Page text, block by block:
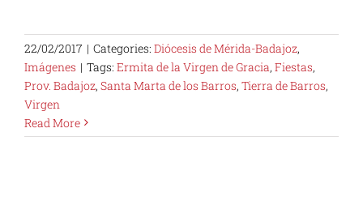
22/02/2017 | Categories: Diócesis de Mérida-Badajoz,
Imágenes | Tags: Ermita de la Virgen de Gracia, Fiestas,
Prov. Badajoz, Santa Marta de los Barros, Tierra de Barros,
Virgen
Read More